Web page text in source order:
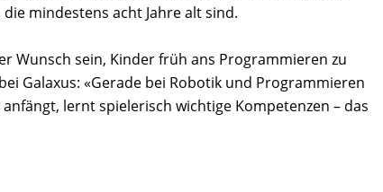
mindestens acht Jahre alt sind.
Wunsch sein, Kinder früh ans Programmieren zu
Galaxus: «Gerade bei Robotik und Programmieren
lernt spielerisch wichtige Kompetenzen – das